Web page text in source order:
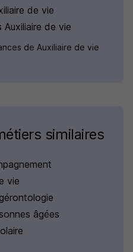
de vie
Auxiliaire de vie
de Auxiliaire de vie
similaires
vie
âgées